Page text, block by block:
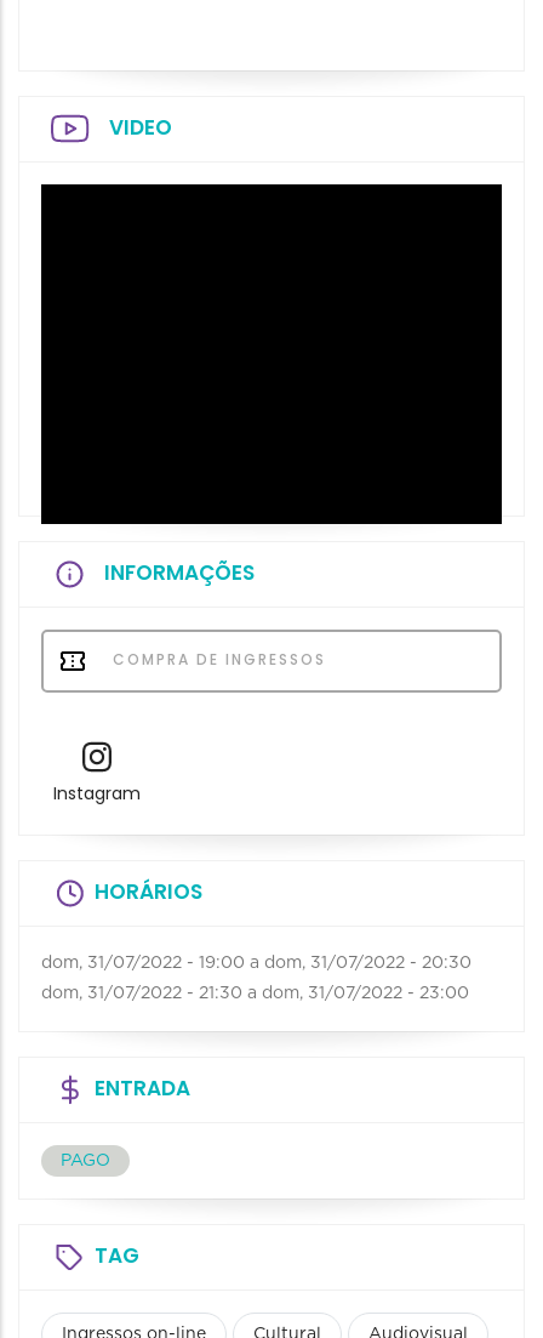
VIDEO
INFORMAÇÕES
COMPRA DE INGRESSOS
Instagram
HORÁRIOS
dom, 31/07/2022 - 19:00 a dom, 31/07/2022 - 20:30
dom, 31/07/2022 - 21:30 a dom, 31/07/2022 - 23:00
ENTRADA
PAGO
TAG
Ingressos on-line Cultural Audiovisual